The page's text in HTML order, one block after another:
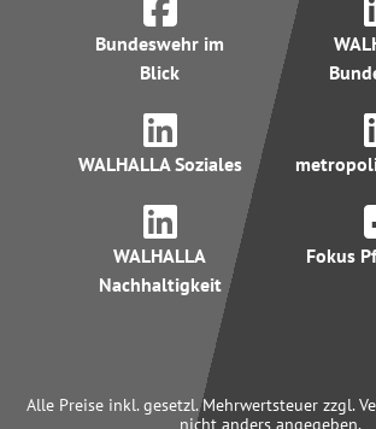
Bundeswehr im
Blick
WALHALLA Soziales
WALHALLA
Nachhaltigkeit
Fokus
Alle Preise inkl. gesetzl. Mehrwertsteuer zzgl.
nicht anders angegeben.